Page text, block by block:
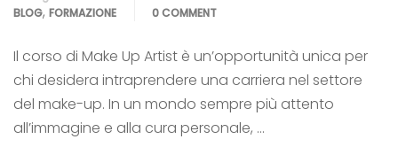
BLOG, FORMAZIONE
0 COMMENT
Il corso di Make Up Artist è un’opportunità unica per
chi desidera intraprendere una carriera nel settore
del make-up. In un mondo sempre più attento
all’immagine e alla cura personale, …